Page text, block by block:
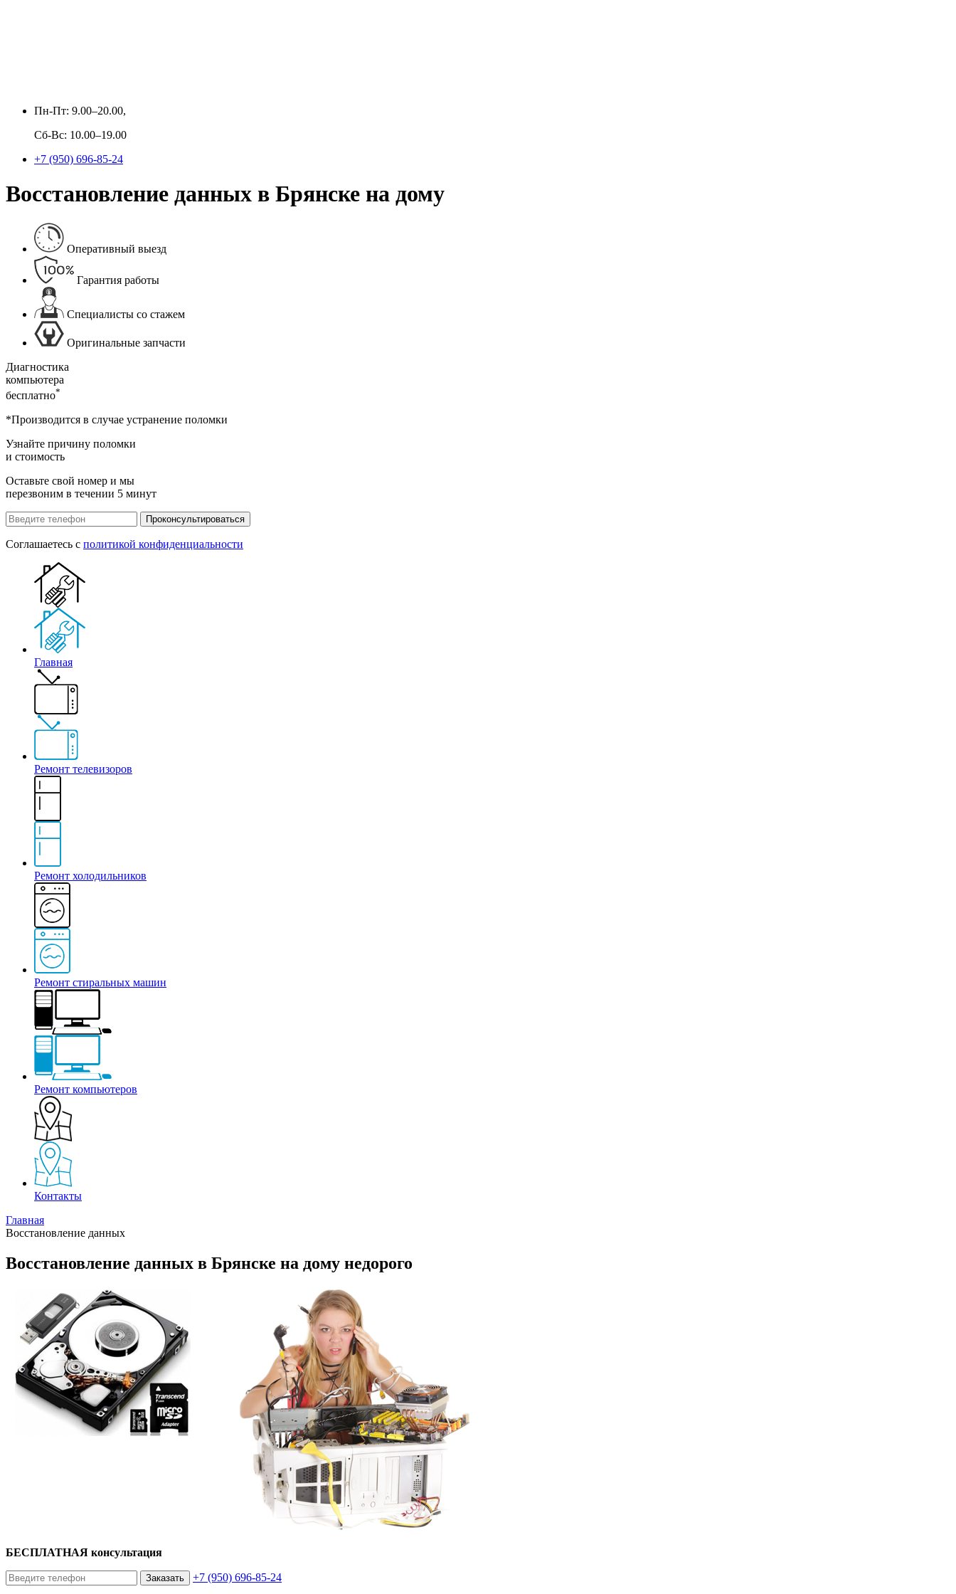
Пн-Пт: 9.00–20.00,
Сб-Вс: 10.00–19.00
+7 (950) 696-85-24
Восстановление данных в Брянске на дому
Оперативный выезд
Гарантия работы
Специалисты со стажем
Оригинальные запчасти
Диагностика
компьютера
бесплатно*
*Производится в случае устранение поломки
Узнайте причину поломки
и стоимость
Оставьте свой номер и мы
перезвоним в течении 5 минут
Проконсультироваться
Соглашаетесь с политикой конфиденциальности
Главная
Ремонт телевизоров
Ремонт холодильников
Ремонт стиральных машин
Ремонт компьютеров
Контакты
Главная
Восстановление данных
Восстановление данных в Брянске на дому недорого
БЕСПЛАТНАЯ консультация
Заказать +7 (950) 696-85-24